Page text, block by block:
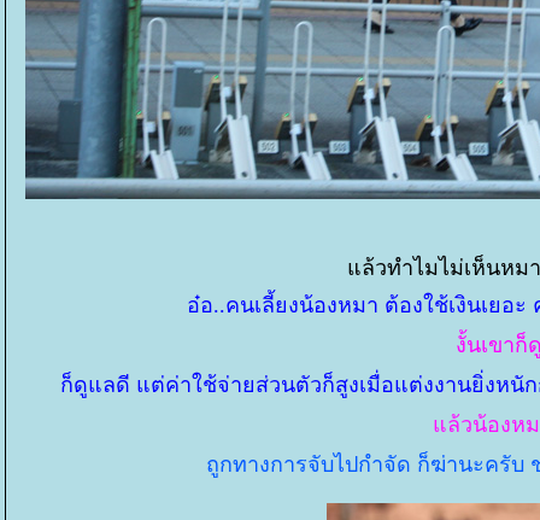
ล้วทำไมไม่เห็นหมา
อ๋อ..คนเลี้ยงน้องหมา ต้องใช้เงินเยอ
งั้นเขา
ก็ดูแลดี แต่ค่าใช้จ่ายส่วนตัวก็สูงเมื่อแต่งงานยิ่งหนั
ล้วน้องหม
ถูกทางการจับไปกำจัด ก็ฆ่านะครับ